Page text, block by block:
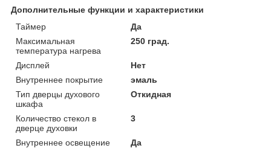
Дополнительные функции и характеристики
Таймер
Да
Максимальная
температура нагрева
250 град.
Дисплей
Нет
Внутреннее покрытие
эмаль
Тип дверцы духового
шкафа
Откидная
Количество стекол в
дверце духовки
3
Внутреннее освещение
Да